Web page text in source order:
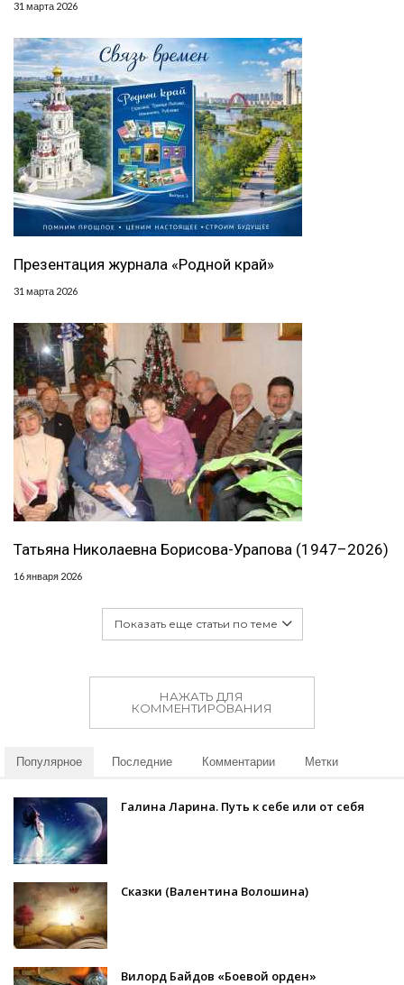
31 марта 2026
Презентация журнала «Родной край»
31 марта 2026
Татьяна Николаевна Борисова-Урапова (1947–2026)
16 января 2026
Показать еще статьи по теме
НАЖАТЬ ДЛЯ
КОММЕНТИРОВАНИЯ
Популярное Последние Комментарии Метки
Галина Ларина. Путь к себе или от себя
Сказки (Валентина Волошина)
Вилорд Байдов «Боевой орден»